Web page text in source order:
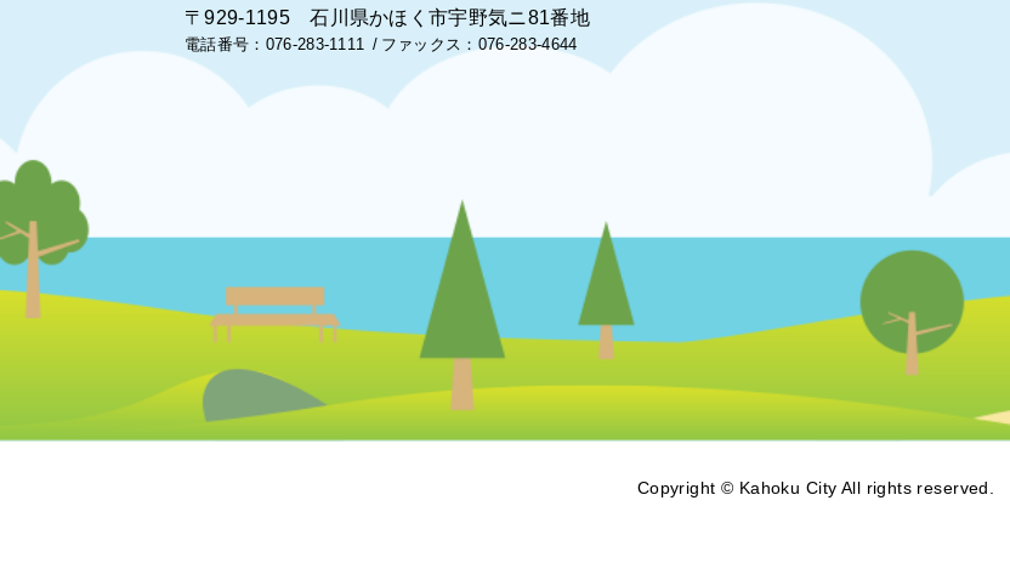
〒929-1195 石川県かほく市宇野気ニ81番地
電話番号：076-283-1111 ファックス：076-283-4644
Copyright © Kahoku City All rights reserved.